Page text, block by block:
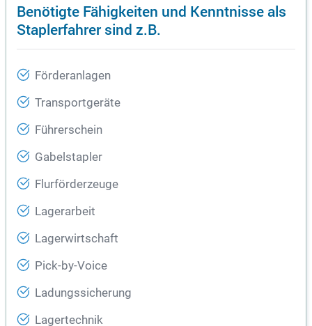
Benötigte Fähigkeiten und Kenntnisse als
Staplerfahrer sind z.B.
Förderanlagen
Transportgeräte
Führerschein
Gabelstapler
Flurförderzeuge
Lagerarbeit
Lagerwirtschaft
Pick-by-Voice
Ladungssicherung
Lagertechnik